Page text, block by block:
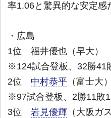
率1.06と驚異的な安定感
・広島
1位 福井優也（早大）
※124試合登板、32勝41
2位 中村恭平 （富士大）
※97試合登板、2勝11敗
3位 岩見優輝 （大阪ガス